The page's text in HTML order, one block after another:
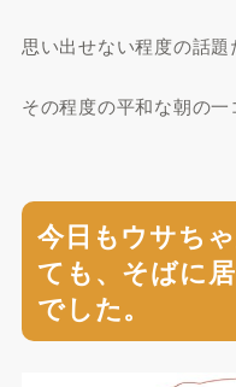
思い出せない程度の話題
その程度の平和な朝の一
今日もウサち
ても、そばに
でした。